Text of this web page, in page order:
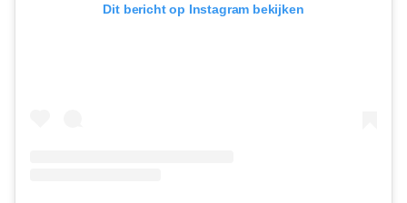
Dit bericht op Instagram bekijken